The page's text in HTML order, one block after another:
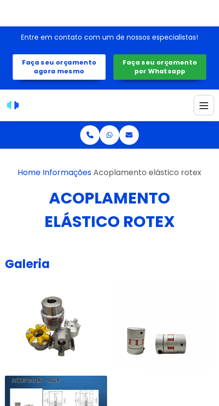
Entre em contato com um de nossos especialistas!
Faça seu orçamento
agora mesmo
Faça seu orçamento
por Whatsapp
Home InformaçõesAcoplamento elástico rotex
ACOPLAMENTO
ELÁSTICO ROTEX
Galeria